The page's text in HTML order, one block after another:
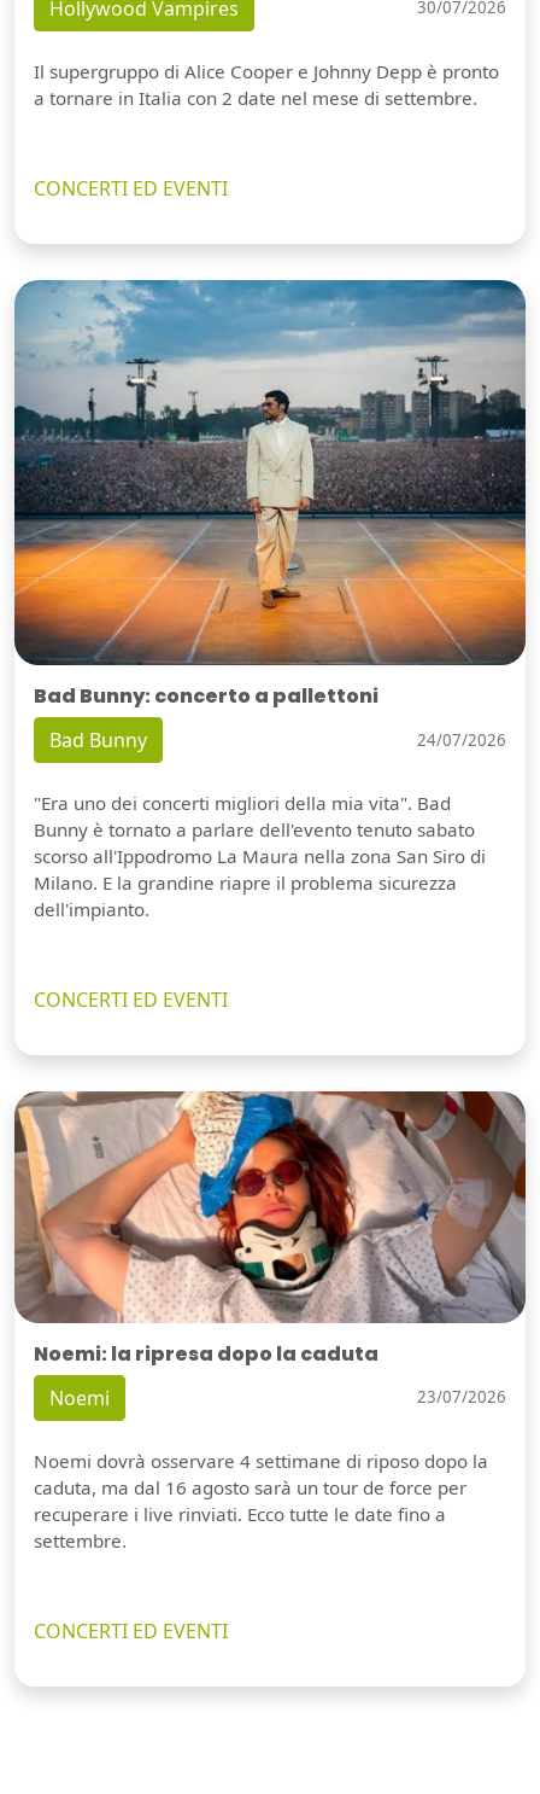
Hollywood Vampires 30/07/2026
Il supergruppo di Alice Cooper e Johnny Depp è pronto
a tornare in Italia con 2 date nel mese di settembre.
CONCERTI ED EVENTI
Bad Bunny: concerto a pallettoni
Bad Bunny 24/07/2026
"Era uno dei concerti migliori della mia vita". Bad
Bunny è tornato a parlare dell'evento tenuto sabato
scorso all'Ippodromo La Maura nella zona San Siro di
Milano. E la grandine riapre il problema sicurezza
dell'impianto.
CONCERTI ED EVENTI
Noemi: la ripresa dopo la caduta
Noemi 23/07/2026
Noemi dovrà osservare 4 settimane di riposo dopo la
caduta, ma dal 16 agosto sarà un tour de force per
recuperare i live rinviati. Ecco tutte le date fino a
settembre.
CONCERTI ED EVENTI